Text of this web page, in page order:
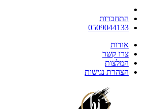
התחברות
0509044133
אודות
צרו קשר
המלצות
הצהרת נגישות